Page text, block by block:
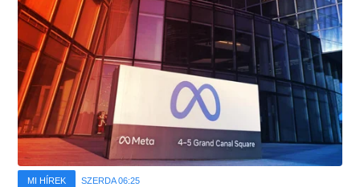
MI HÍREK SZERDA 06:25